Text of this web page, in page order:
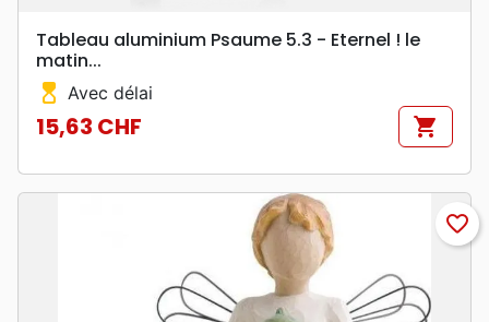
Tableau aluminium Psaume 5.3 - Eternel ! le
matin...
hourglass_top Avec délai
Prix
15,63 CHF shopping_cart
favorite_border